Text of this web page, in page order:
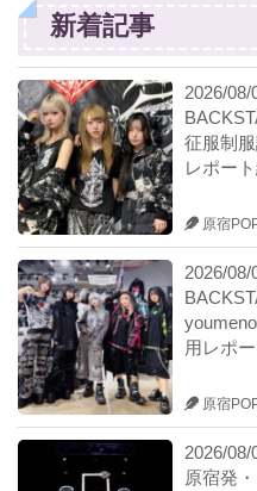
新着記事
2026/08/
征服制
レポー
原宿
2026/08/
用レポ
原宿
2026/08/
原宿発